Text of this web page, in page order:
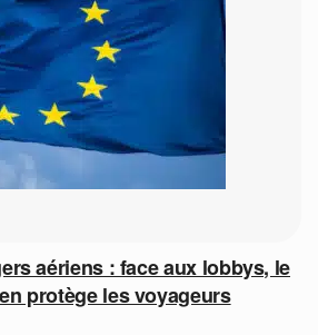
aériens : face aux lobbys, le
protège les voyageurs